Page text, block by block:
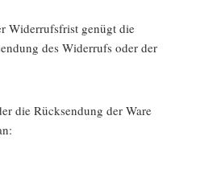
Widerrufsfrist genügt die
des Widerrufs oder der
die Rücksendung der Ware